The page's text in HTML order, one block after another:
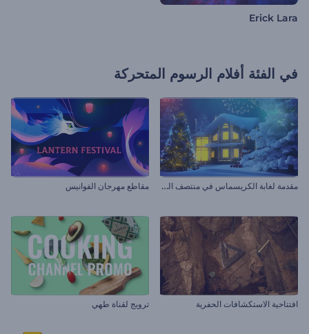
Erick Lara
في الفئة أفلام الرسوم المتحركة
م
قدمة لغابة الكريسماس في منتصف الليل مقاطع مهرجان الفوانيس
افتتاحية الاستكشافات الحفرية ترويج لقناة طهي